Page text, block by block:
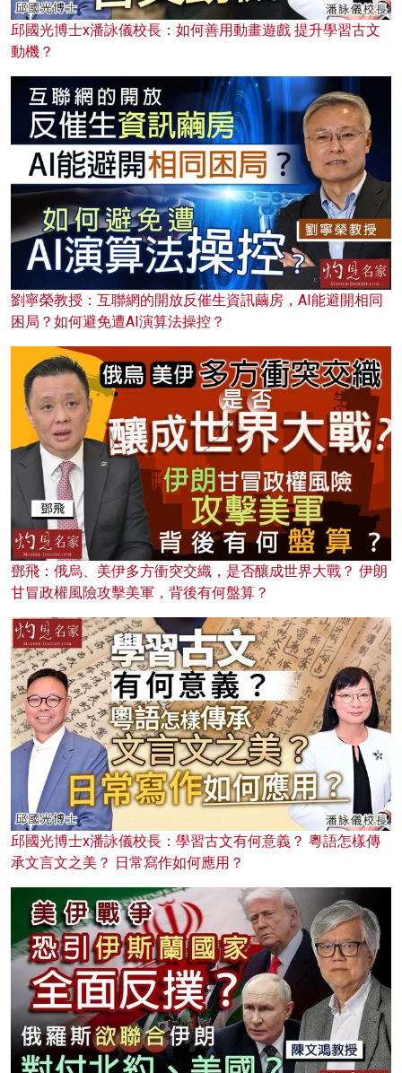
邱國光博士x潘詠儀校長：如何善用動畫遊戲 提升學習古文
動機？
劉寧榮教授：互聯網的開放反催生資訊繭房，AI能避開相同
困局？如何避免遭AI演算法操控？
鄧飛：俄烏、美伊多方衝突交織，是否釀成世界大戰？ 伊朗
甘冒政權風險攻擊美軍，背後有何盤算？
邱國光博士x潘詠儀校長：學習古文有何意義？ 粵語怎樣傳
承文言文之美？ 日常寫作如何應用？